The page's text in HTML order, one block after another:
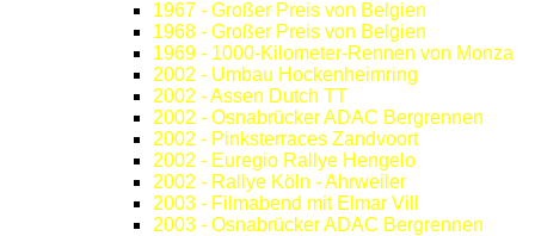
1967 - Großer Preis von Belgien
1968 - Großer Preis von Belgien
1969 - 1000-Kilometer-Rennen von Monza
2002 - Umbau Hockenheimring
2002 - Assen Dutch TT
2002 - Osnabrücker ADAC Bergrennen
2002 - Pinksterraces Zandvoort
2002 - Euregio Rallye Hengelo
2002 - Rallye Köln - Ahrweiler
2003 - Filmabend mit Elmar Vill
2003 - Osnabrücker ADAC Bergrennen